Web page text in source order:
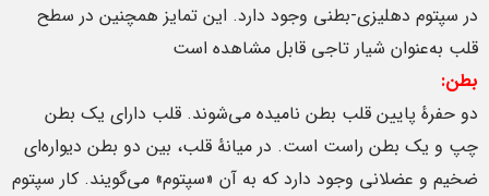
در سپتوم دهلیزی-بطنی وجود دارد. این تمایز همچنین در سطح
قلب به‌عنوان شیار تاجی قابل مشاهده است
بطن:
دو حفرهٔ پایین قلب بطن نامیده می‌شوند. قلب دارای یک بطن
چپ و یک بطن راست است. در میانهٔ قلب، بین دو بطن دیواره‌ای
ضخیم و عضلانی وجود دارد که به آن «سپتوم» می‌گویند. کار سپتوم